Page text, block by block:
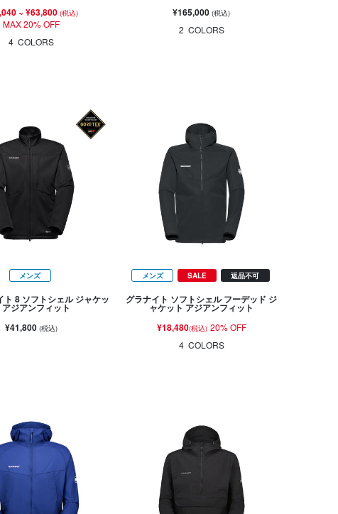
~ ¥63,800 (税込)
MAX 20% OFF
4 COLORS
¥165,000(税込)
2 COLORS
メンズ
ト 8 ソフトシェル ジャケッ
アジアンフィット
¥41,800 (税込)
メンズ SALE 返品不可
グラナイト ソフトシェル フーデッド ジ
ャケット アジアンフィット
¥18,480(税込) 20% OFF
4 COLORS